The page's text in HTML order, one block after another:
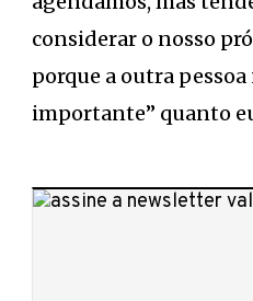
considerar o nosso
porque a outra pessoa
importante” quanto